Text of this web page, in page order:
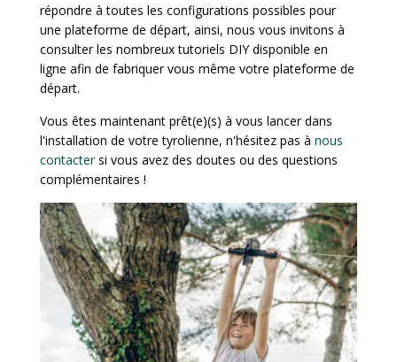
répondre à toutes les configurations possibles pour
une plateforme de départ, ainsi, nous vous invitons à
consulter les nombreux tutoriels DIY disponible en
ligne afin de fabriquer vous même votre plateforme de
départ.
Vous êtes maintenant prêt(e)(s) à vous lancer dans
l'installation de votre tyrolienne, n'hésitez pas à nous
contactersi vous avez des doutes ou des questions
complémentaires !